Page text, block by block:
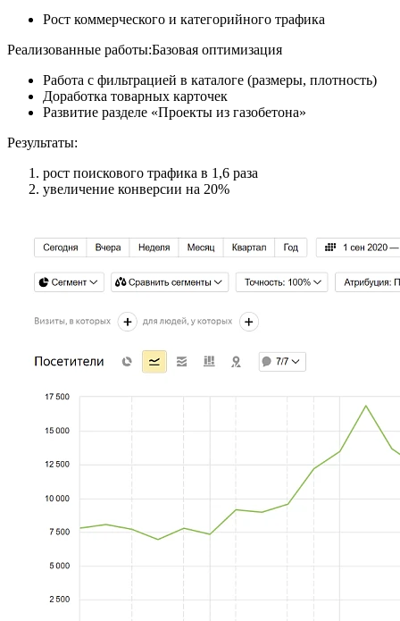
Рост коммерческого и категорийного трафика
Реализованные работы:Базовая оптимизация
Работа с фильтрацией в каталоге (размеры, плотность)
Доработка товарных карточек
Развитие разделе «Проекты из газобетона»
Результаты:
рост поискового трафика в 1,6 раза
увеличение конверсии на 20%